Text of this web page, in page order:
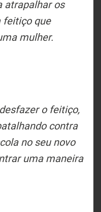
atrapalhar os
feitiço que
mulher.
o feitiço,
contra
no seu novo
uma maneira